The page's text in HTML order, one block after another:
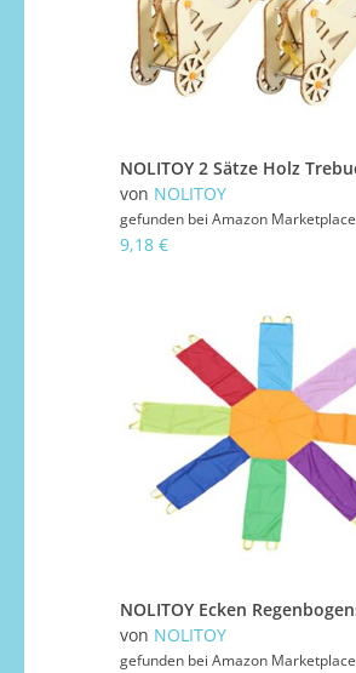
von NOLITOY
gefunden bei Amazon Marketplace
9,18 €
von NOLITOY
gefunden bei Amazon Marketplace